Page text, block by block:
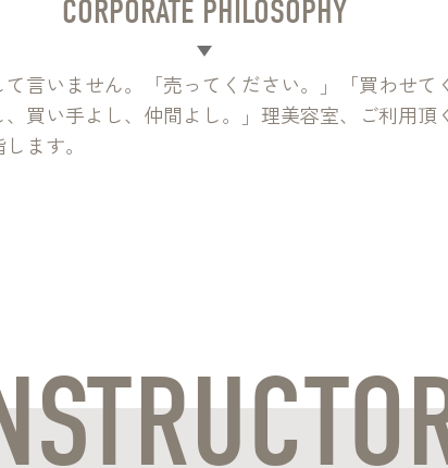
CORPORATE PHILOSOPHY
言いません。「売ってください。」「買わせて
買い手よし、仲間よし。」理美容室、ご利用
ます。